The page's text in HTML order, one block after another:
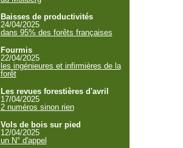
Baisses de productivités
24/04/2025
dans 95% des forêts françaises
Fourmis
22/04/2025
les ingénieures et infirmières de la
forêt
Les revues forestières d'avril
17/04/2025
2 numéros sinon rien
Vols de bois sur pied
12/04/2025
un N° d'appel